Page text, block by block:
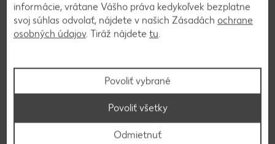
Zdravá rozmanitosť produktov z ovocia
Ovocie je k dispozícii v čerstvom stave aj v plechovkách –
informácie, vrátane Vášho práva kedykoľvek bezplatne
svoj súhlas odvolať, nájdete v našich Zásadách ochrane
osobných údajov. Tiráž nájdete tu.
Povoliť vybrané
Odmietnuť
Povoliť všetky